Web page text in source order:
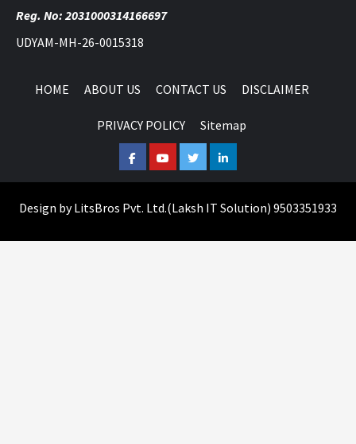
Reg. No: 2031000314166697
UDYAM-MH-26-0015318
HOME ABOUT US CONTACT US DISCLAIMER
PRIVACY POLICY Sitemap
FacebookYoutubeTwitterLinkedin
Design byLitsBros Pvt. Ltd.(Laksh IT Solution) 9503351933